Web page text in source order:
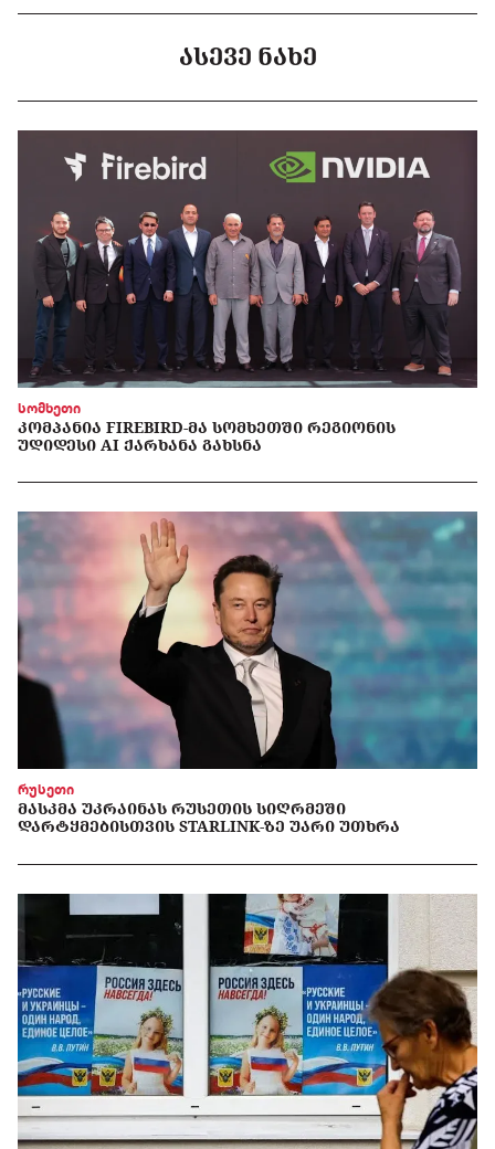
ᲐᲡᲔᲕᲔ ᲜᲐᲮᲔ
სომხეთი
ᲙᲝᲛᲞᲐᲜᲘᲐ FIREBIRD-ᲛᲐ ᲡᲝᲛᲮᲔᲗᲨᲘ ᲠᲔᲒᲘᲝᲜᲘᲡ
ᲣᲓᲘᲓᲔᲡᲘ AI ᲥᲐᲠᲮᲐᲜᲐ ᲒᲐᲮᲡᲜᲐ
რუსეთი
ᲛᲐᲡᲙᲛᲐ ᲣᲙᲠᲐᲘᲜᲐᲡ ᲠᲣᲡᲔᲗᲘᲡ ᲡᲘᲦᲠᲛᲔᲨᲘ
ᲓᲐᲠᲢᲧᲛᲔᲑᲘᲡᲗᲕᲘᲡ STARLINK-ᲖᲔ ᲣᲐᲠᲘ ᲣᲗᲮᲠᲐ